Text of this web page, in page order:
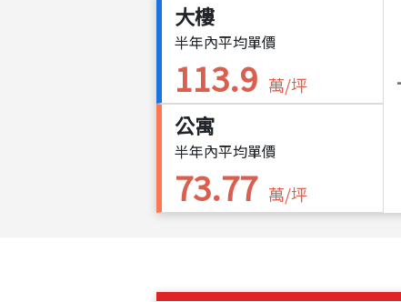
大樓
半年內平均單價
113.9 萬/坪
公寓
半年內平均單價
73.77 萬/坪